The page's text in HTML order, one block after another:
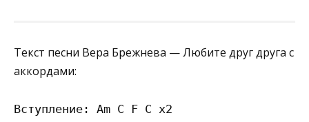
Текст песни Вера Брежнева — Любите друг друга с
аккордами:
Вступление: Am C F C х2